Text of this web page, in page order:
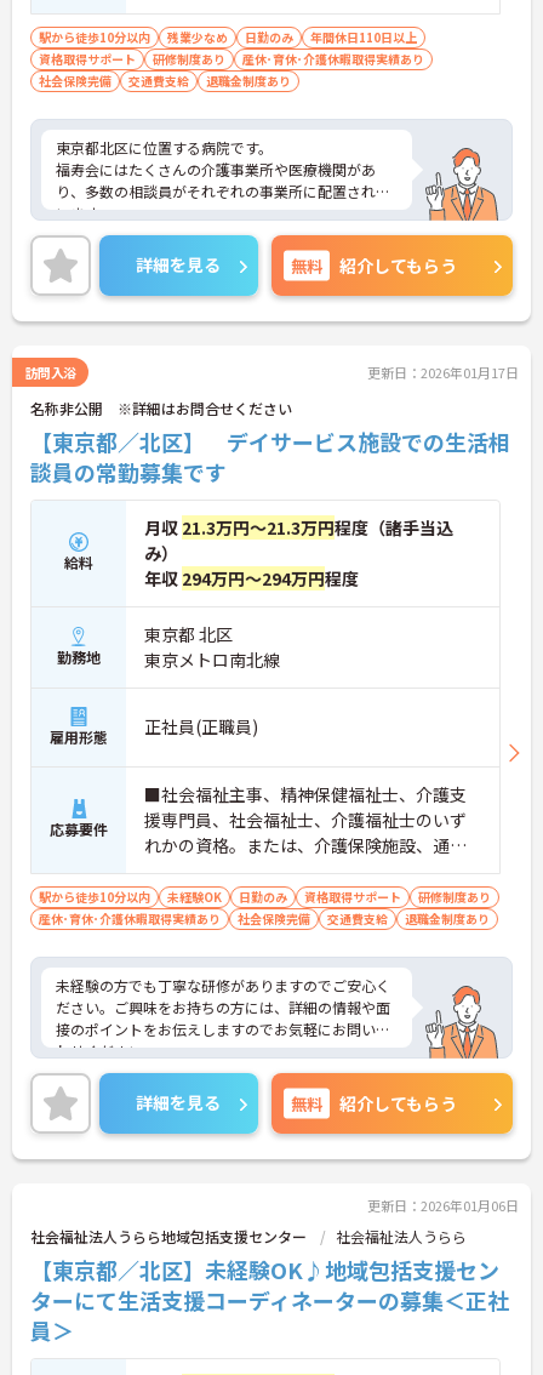
駅から徒歩10分以内 残業少なめ 日勤のみ
年間休日110日以上
資格取得サポート
研修制度あり
産休･育休･介護休暇取得実績あり
社会保険完備
交通費支給 退職金制度あり
東京都北区に位置する病院です。
福寿会にはたくさんの介護事業所や医療機関があ
り、多数の相談員がそれぞれの事業所に配置されて
います。
各分野との連携もあり、相談しやすい環境です。
残業が月10時間程度と少なめですので、プライベー
トとの両立が出来ます。
ご興味のある方はお気軽にお問い合わせください。
詳細を見る 無料 紹介してもらう
訪問入浴 更新日：2026年01月17日
名称非公開 ※詳細はお問合せください
【東京都／北区】 デイサービス施設での生活相
談員の常勤募集です
給料
月収 21.3万円～21.3万円程度（諸手当込
み）
年収 294万円～294万円程度
勤務地
東京都 北区
東京メトロ南北線
雇用形態 正社員(正職員)
応募要件
■社会福祉主事、精神保健福祉士、介護支
援専門員、社会福祉士、介護福祉士のいず
れかの資格。または、介護保険施設、通所
施設に常勤で2年以上の経験がある方 ■普
通自動車運転免許（AT限定可）
駅から徒歩10分以内 未経験OK 日勤のみ 資格取得サポート
研修制度あり
産休･育休･介護休暇取得実績あり
社会保険完備 交通費支給 退職金制度あり
未経験の方でも丁寧な研修がありますのでご安心く
ださい。ご興味をお持ちの方には、詳細の情報や面
接のポイントをお伝えしますのでお気軽にお問い合
わせください。
詳細を見る 無料 紹介してもらう
更新日：2026年01月06日
社会福祉法人うらら地域包括支援センター 社会福祉法人うらら
【東京都／北区】未経験OK♪地域包括支援セン
ターにて生活支援コーディネーターの募集＜正社
員＞